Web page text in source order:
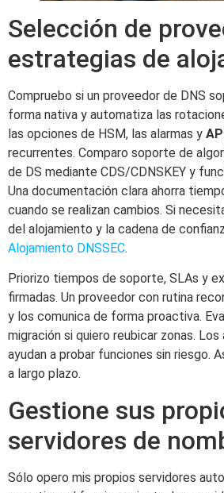
Selección de
estrategias de
Compruebo si un proveedor de DNS
forma nativa y automatiza las
las opciones de HSM, las alarmas y
recurrentes. Comparo soporte de
de DS mediante CDS/CDNSKEY y
Una documentación clara ahorra
cuando se realizan cambios. Si
del alojamiento y la cadena de
Alojamiento DNSSEC.
Priorizo tiempos de soporte, SLAs y
firmadas. Un proveedor con rutina
y los comunica de forma proactiva.
migración si quiero reubicar zonas.
ayudan a probar funciones sin riesgo.
a largo plazo.
Gestione sus
servidores de
Sólo opero mis propios servidores